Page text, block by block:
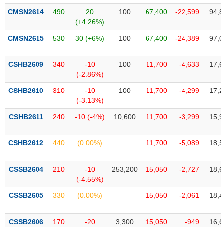
CMSN2614 490
20
(+4.26%)
100 67,400 -22,599
CMSN2615 530 30 (+6%) 100 67,400 -24,389
CSHB2609 340
-10
(-2.86%)
100 11,700 -4,633
CSHB2610 310
-10
(-3.13%)
100 11,700 -4,299
CSHB2611 240 -10 (-4%) 10,600 11,700 -3,299
CSHB2612 440 (0.00%) 11,700 -5,089
CSSB2604 210
-10
(-4.55%)
253,200 15,050 -2,727
CSSB2605 330 (0.00%) 15,050 -2,061
CSSB2606 170
-20
3,300 15,050 -949
TIN
VỤ
THÔNG
TIỆN
ÍCH